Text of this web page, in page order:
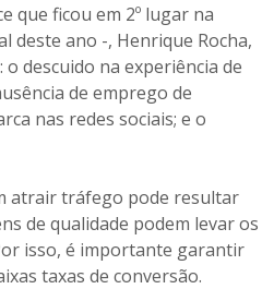
que ficou em 2º lugar na
deste ano -, Henrique Rocha,
descuido na experiência de
de emprego de
nas redes sociais; e o
atrair tráfego pode resultar
de qualidade podem levar os
isso, é importante garantir
taxas de conversão.